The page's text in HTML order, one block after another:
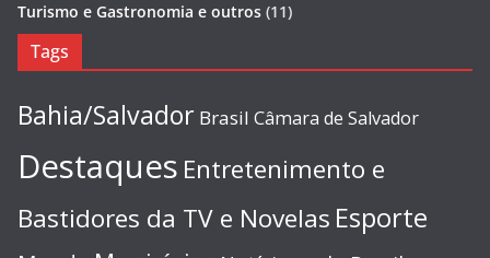
Turismo e Gastronomia e outros (11)
Tags
Bahia/Salvador Brasil Câmara de Salvador
Destaques Entretenimento e
Bastidores da TV e Novelas Esporte